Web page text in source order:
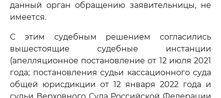
данный орган обращению заявительницы, не
имеется.
С этим судебным решением согласились
вышестоящие судебные инстанции
(апелляционное постановление от 12 июля 2021
года; постановления судьи кассационного суда
общей юрисдикции от 12 января 2022 года и